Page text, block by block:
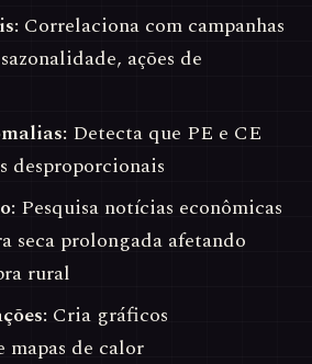
Correlaciona com campanhas
ações de
Detecta que PE e CE
desproporcionais
Pesquisa notícias econômicas
seca prolongada afetando
rural
Cria gráficos
mapas de calor